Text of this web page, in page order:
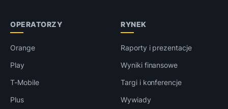
OPERATORZY
Orange
Play
T-Mobile
Plus
RYNEK
Raporty i prezentacje
Wyniki finansowe
Targi i konferencje
Wywiady